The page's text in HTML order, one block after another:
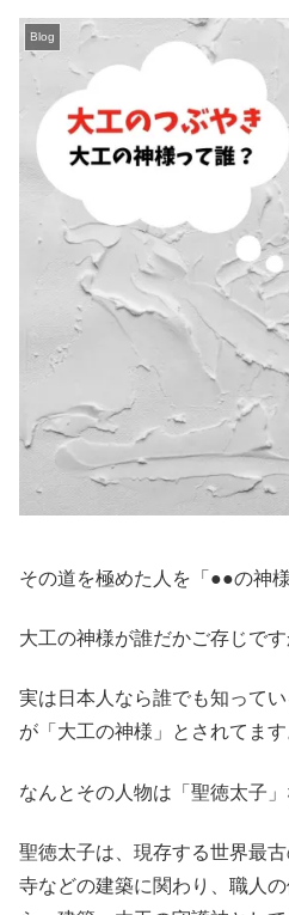
Blog
その道を極めた人を「●●の神
大工の神様が誰だかご存じです
実は日本人なら誰でも知って
が「大工の神様」とされてます
なんとその人物は「聖徳太子」
聖徳太子は、現存する世界最
寺などの建築に関わり、職人